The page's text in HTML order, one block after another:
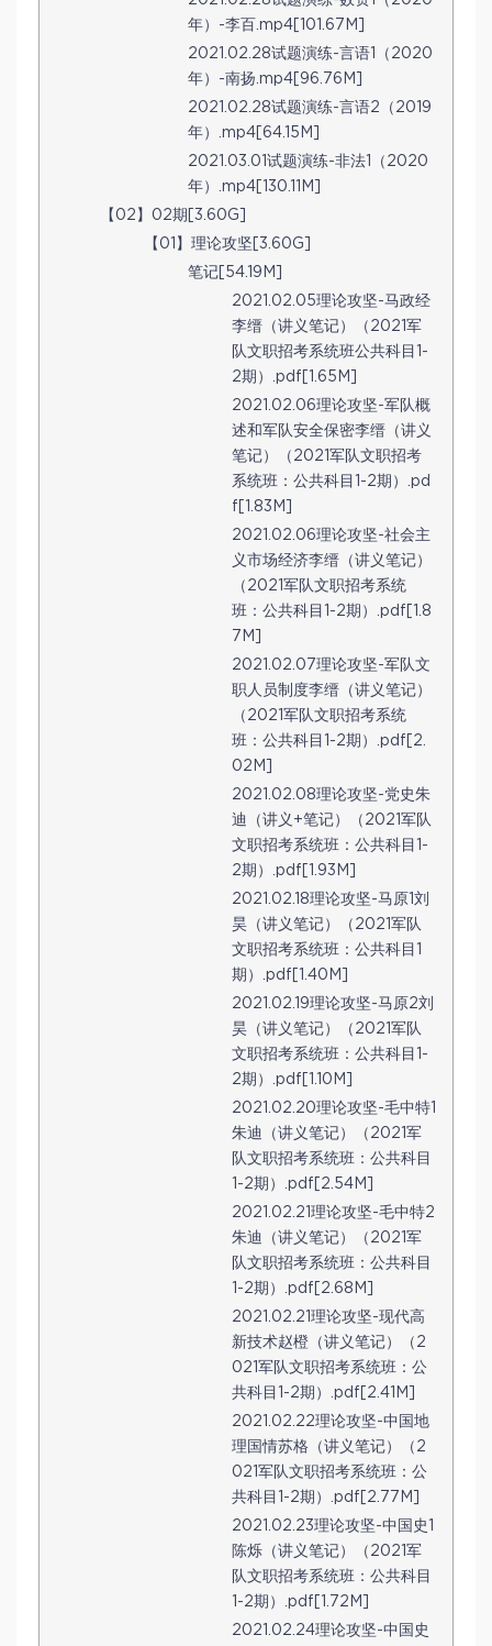
年）-李百.mp4[101.67M]
2021.02.28试题演练-言语1（2020
年）-南扬.mp4[96.76M]
2021.02.28试题演练-言语2（2019
年）.mp4[64.15M]
2021.03.01试题演练-非法1（2020
年）.mp4[130.11M]
【02】02期[3.60G]
【01】理论攻坚[3.60G]
笔记[54.19M]
2021.02.05理论攻坚-马政经
李缙（讲义笔记）（2021军
队文职招考系统班公共科目1-
2期）.pdf[1.65M]
2021.02.06理论攻坚-军队概
述和军队安全保密李缙（讲义
笔记）（2021军队文职招考
系统班：公共科目1-2期）.pd
f[1.83M]
2021.02.06理论攻坚-社会主
义市场经济李缙（讲义笔记）
（2021军队文职招考系统
班：公共科目1-2期）.pdf[1.8
7M]
2021.02.07理论攻坚-军队文
职人员制度李缙（讲义笔记）
（2021军队文职招考系统
班：公共科目1-2期）.pdf[2.
02M]
2021.02.08理论攻坚-党史朱
迪（讲义+笔记）（2021军队
文职招考系统班：公共科目1-
2期）.pdf[1.93M]
2021.02.18理论攻坚-马原1刘
昊（讲义笔记）（2021军队
文职招考系统班：公共科目1
期）.pdf[1.40M]
2021.02.19理论攻坚-马原2刘
昊（讲义笔记）（2021军队
文职招考系统班：公共科目1-
2期）.pdf[1.10M]
2021.02.20理论攻坚-毛中特1
朱迪（讲义笔记）（2021军
队文职招考系统班：公共科目
1-2期）.pdf[2.54M]
2021.02.21理论攻坚-毛中特2
朱迪（讲义笔记）（2021军
队文职招考系统班：公共科目
1-2期）.pdf[2.68M]
2021.02.21理论攻坚-现代高
新技术赵橙（讲义笔记）（2
021军队文职招考系统班：公
共科目1-2期）.pdf[2.41M]
2021.02.22理论攻坚-中国地
理国情苏格（讲义笔记）（2
021军队文职招考系统班：公
共科目1-2期）.pdf[2.77M]
2021.02.23理论攻坚-中国史1
陈烁（讲义笔记）（2021军
队文职招考系统班：公共科目
1-2期）.pdf[1.72M]
2021.02.24理论攻坚-中国史